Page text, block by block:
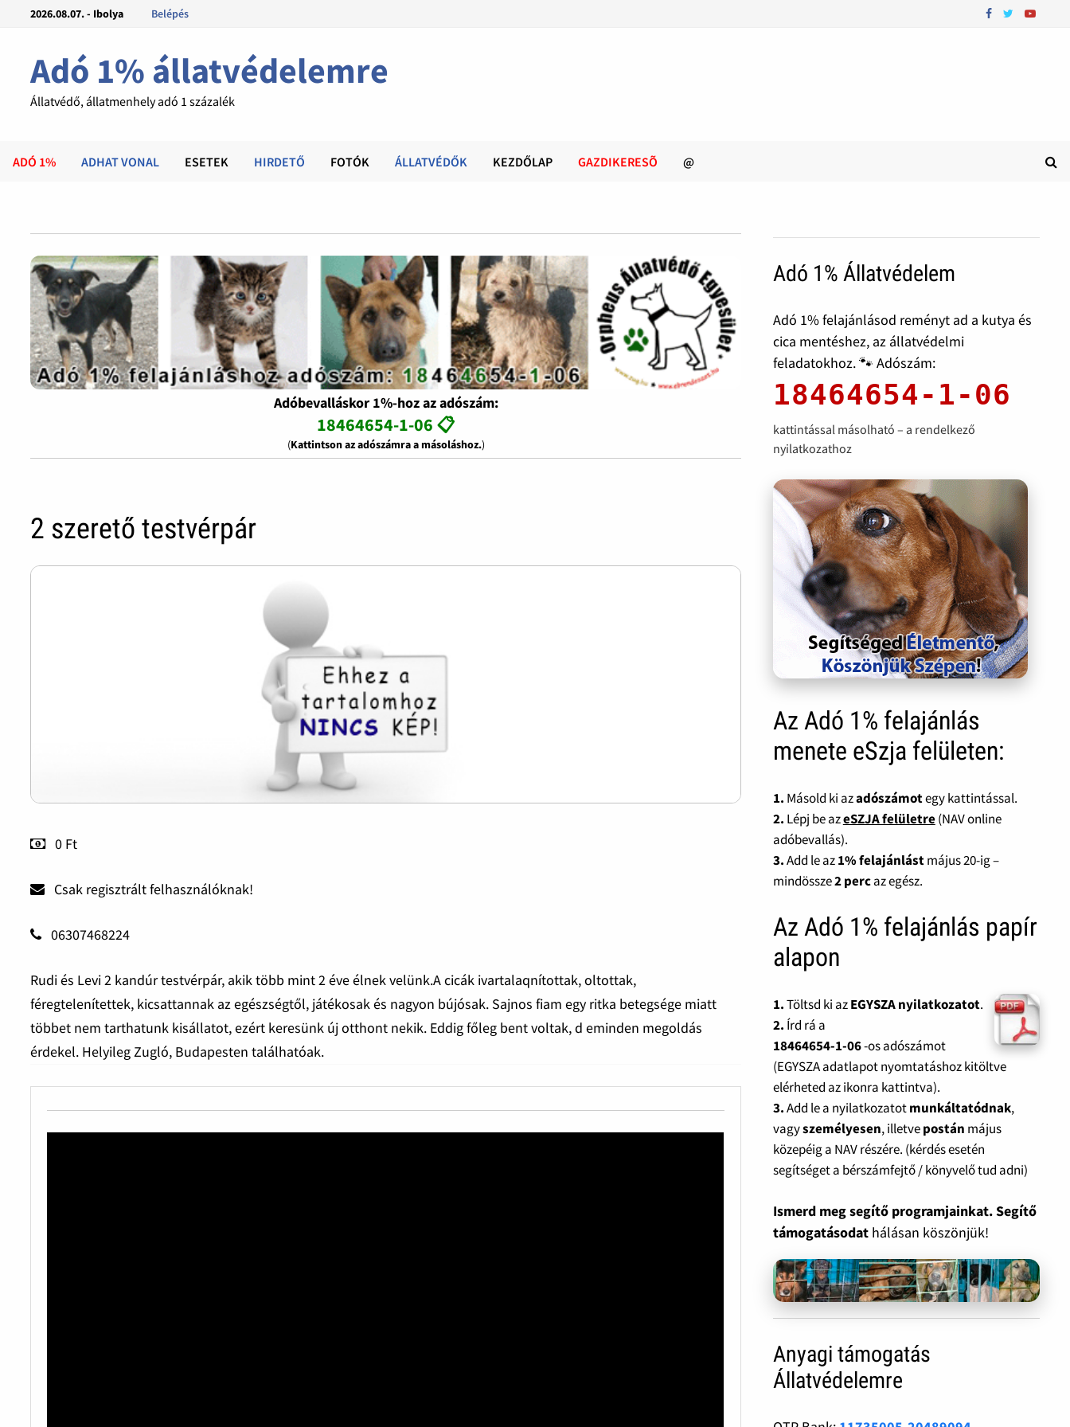
2026.08.07. - Ibolya Belépés
Adó 1% állatvédelemre
Állatvédő, állatmenhely adó 1 százalék
ADÓ 1% ADHAT VONAL ESETEK HIRDETŐ FOTÓK ÁLLATVÉDŐK KEZDŐLAP GAZDIKERESÕ @
Adóbevalláskor 1%-hoz az adószám:
18464654-1-06 📋
(Kattintson az adószámra a másoláshoz.)
2 szerető testvérpár
0 Ft
Csak regisztrált felhasználóknak!
06307468224
Rudi és Levi 2 kandúr testvérpár, akik több mint 2 éve élnek velünk.A cicák ivartalaqnítottak, oltottak,
féregtelenítettek, kicsattannak az egészségtől, játékosak és nagyon bújósak. Sajnos fiam egy ritka betegsége miatt
többet nem tarthatunk kisállatot, ezért keresünk új otthont nekik. Eddig főleg bent voltak, d eminden megoldás
érdekel. Helyileg Zugló, Budapesten találhatóak.
Adó 1% Állatvédelem
Adó 1% felajánlásod reményt ad a kutya és
cica mentéshez, az állatvédelmi
feladatokhoz. 🐾 Adószám:
18464654-1-06
kattintással másolható – a rendelkező
nyilatkozathoz
Az Adó 1% felajánlás
menete eSzja felületen:
1. Másold ki azadószámotegy kattintással.
2. Lépj be azeSZJA felületre(NAV online
adóbevallás).
3.Add le az1% felajánlástmájus 20-ig –
mindössze2 percaz egész.
Az Adó 1% felajánlás papír
alapon
1.Töltsd ki azEGYSZA nyilatkozatot.
2. Írd rá a
18464654-1-06-os adószámot
(EGYSZA adatlapot nyomtatáshoz kitöltve
elérheted az ikonra kattintva).
3.Add le a nyilatkozatotmunkáltatódnak,
vagyszemélyesen, illetvepostán május
közepéig a NAV részére. (kérdés esetén
segítséget a bérszámfejtő / könyvelő tud adni)
Ismerd meg segítő programjainkat. Segítő
támogatásodat hálásan köszönjük!
Anyagi támogatás
Állatvédelemre